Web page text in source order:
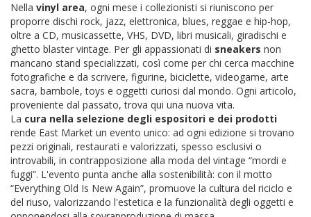
Nella vinyl area, ogni mese i collezionisti si riuniscono per
proporre dischi rock, jazz, elettronica, blues, reggae e hip-hop,
oltre a CD, musicassette, VHS, DVD, libri musicali, giradischi e
ghetto blaster vintage. Per gli appassionati di sneakers non
mancano stand specializzati, così come per chi cerca macchine
fotografiche e da scrivere, figurine, biciclette, videogame, arte
sacra, bambole, toys e oggetti curiosi dal mondo. Ogni articolo,
proveniente dal passato, trova qui una nuova vita.
La cura nella selezione degli espositori e dei prodotti
rende East Market un evento unico: ad ogni edizione si trovano
pezzi originali, restaurati e valorizzati, spesso esclusivi o
introvabili, in contrapposizione alla moda del vintage “mordi e
fuggi”. L'evento punta anche alla sostenibilità: con il motto
“Everything Old Is New Again”, promuove la cultura del riciclo e
del riuso, valorizzando l'estetica e la funzionalità degli oggetti e